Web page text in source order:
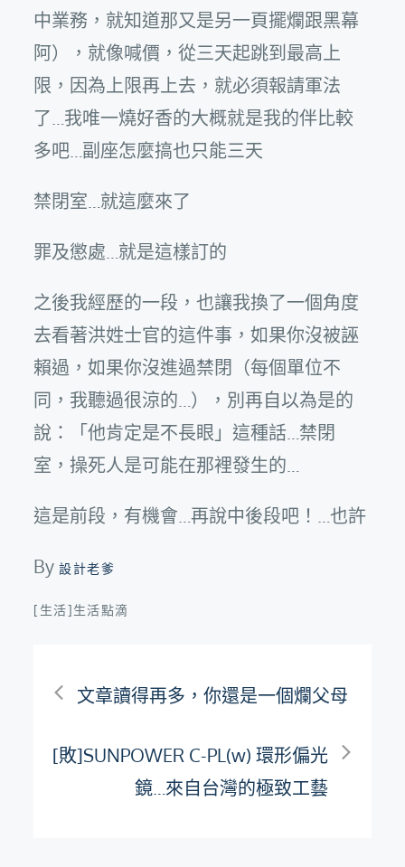
中業務，就知道那又是另一頁擺爛跟黑幕
阿），就像喊價，從三天起跳到最高上
限，因為上限再上去，就必須報請軍法
了…我唯一燒好香的大概就是我的伴比較
多吧…副座怎麼搞也只能三天
禁閉室…就這麼來了
罪及懲處…就是這樣訂的
之後我經歷的一段，也讓我換了一個角度
去看著洪姓士官的這件事，如果你沒被誣
賴過，如果你沒進過禁閉（每個單位不
同，我聽過很涼的…），別再自以為是的
說：「他肯定是不長眼」這種話…禁閉
室，操死人是可能在那裡發生的…
這是前段，有機會…再說中後段吧！…也許
By設計老爹
[生活]生活點滴
文
章
文章讀得再多，你還是一個爛父母
[敗]SUNPOWER C-PL(w) 環形偏光
鏡…來自台灣的極致工藝